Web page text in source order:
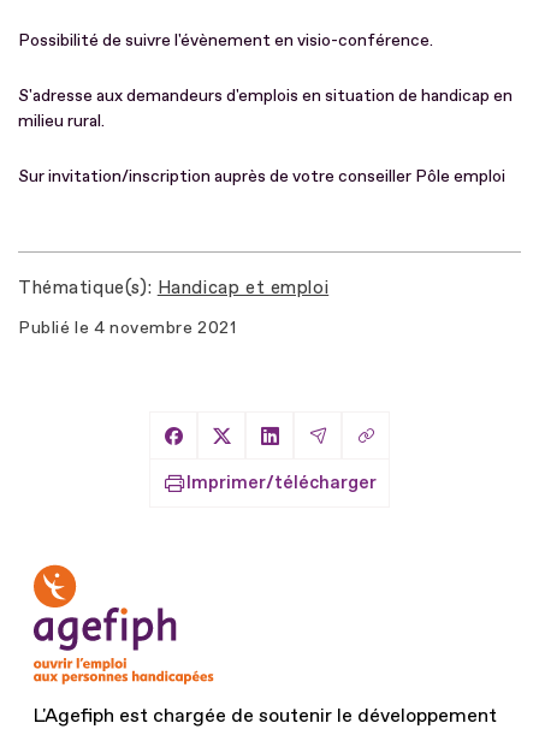
Possibilité de suivre l'évènement en visio-conférence.
S'adresse aux demandeurs d'emplois en situation de handicap en
milieu rural.
Sur invitation/inscription auprès de votre conseiller Pôle emploi
Thématique(s) Handicap et emploi
Publié le 4 novembre 2021
Partager sur Facebook
Partager sur X
Partager sur LinkedIn
Partager par Email
Copier le lien
Imprimer/télécharger
L'Agefiph est chargée de soutenir le développement